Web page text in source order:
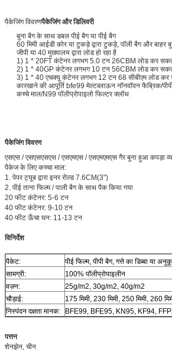
पैकेजिंग विवरणपैकेजिंग और डिलिवरी
बुना बैग के साथ डबल पीई बैग या पीई बैग
60 मिमी आईडी कोर या टुकड़े द्वारा टुकड़े, पॉली बैग और
जीपी या 40 मुख्यालय द्वारा लोड हो रहा है
1) 1 * 20FT कंटेनर लगभग 5.0 टन 26CBM लोड कर
2) 1 * 40GP कंटेनर लगभग 10 टन 56CBM लोड कर
3) 1 * 40 एचक्यू कंटेनर लगभग 12 टन 68 सीबीएम लोड कर
कारखाने की आपूर्ति bfe99 मेल्टब्लाऊन नॉनवॉवन फैब्रिक/
कच्चे माल/N99 पॉलीप्रोपाइलो फिल्टर क्लॉथ
पैकेजिंग विवरण
एसएस / एसएसएसएस / एसएमएस / एसएमएमएस गैर बुना हुआ कपड़ा
पैकेज के लिए कच्चा माल:
1. पेपर ट्यूब द्वारा इनर रोल्ड 7.6CM(3")
2. पीई ताना फिल्म / पाली बैग के साथ पैक किया गया
20 फीट कंटेनर: 5-6 टन
40 फीट कंटेनर: 9-10 टन
40 फीट ऊँचा घन: 11-13 टन
विनिर्देश
पैकेट:
पीई फिल्म, पीपी बैग, गत्ते का डिब्बा या
सामग्री:
100% पॉलीप्रोपाइलीन
वज़न:
25g/m2, 30g/m2, 40g/m2
चौड़ाई:
175 मिमी, 230 मिमी, 250 मिमी, 260
निस्पंदन दक्षता मानक:
BFE99, BFE95, KN95, KF94,
पत्तन
शेनझेन, चीन